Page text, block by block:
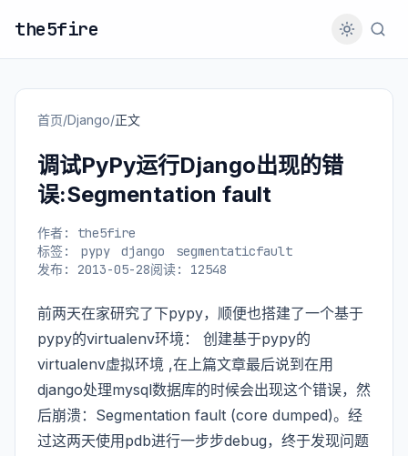
the5fire
首页/Django/正文
调试PyPy运行Django出现的错
误:Segmentation fault
作者: the5fire
标签:
pypy django
segmentaticfault
发布: 2013-05-28阅读: 12548
前两天在家研究了下pypy，顺便也搭建了一个基于
pypy的virtualenv环境： 创建基于pypy的
virtualenv虚拟环境 ,在上篇文章最后说到在用
django处理mysql数据库的时候会出现这个错误，然
后崩溃：Segmentation fault (core dumped)。经
过这两天使用pdb进行一步步debug，终于发现问题